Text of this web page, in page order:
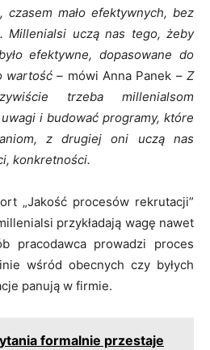
mało efektywnych, bez
Millenialsi uczą nas tego, żeby
efektywne, dopasowane do
wartość – mówi Anna Panek –Z
trzeba millenialsom
i budować programy, które
z drugiej oni uczą nas
konkretności.
„Jakość procesów rekrutacji”
przykładają wagę nawet
pracodawca prowadzi proces
wśród obecnych czy byłych
panują w firmie.
formalnie przestaje